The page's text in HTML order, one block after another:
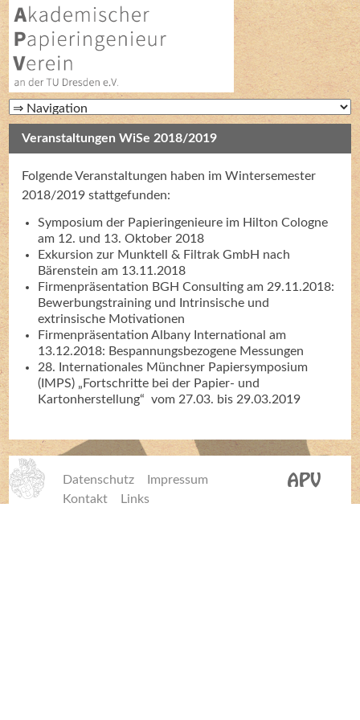
Veranstaltungen WiSe 2018/2019
Folgende Veranstaltungen haben im Wintersemester
2018/2019 stattgefunden:
Symposium der Papieringenieure im Hilton Cologne
am 12. und 13. Oktober 2018
Exkursion zur Munktell & Filtrak GmbH nach
Bärenstein am 13.11.2018
Firmenpräsentation BGH Consulting am 29.11.2018:
Bewerbungstraining und Intrinsische und
extrinsische Motivationen
Firmenpräsentation Albany International am
13.12.2018: Bespannungsbezogene Messungen
28. Internationales Münchner Papiersymposium
(IMPS) „Fortschritte bei der Papier- und
Kartonherstellung“ vom 27.03. bis 29.03.2019
Datenschutz
Impressum
Kontakt
Links